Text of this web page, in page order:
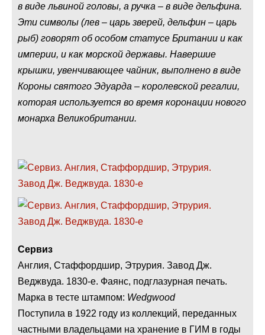
в виде львиной головы, а ручка – в виде дельфина.
Эти символы (лев – царь зверей, дельфин – царь
рыб) говорят об особом статусе Британии и как
империи, и как морской державы. Навершие
крышки, увенчивающее чайник, выполнено в виде
Короны святого Эдуарда – королевской регалии,
которая используется во время коронации нового
монарха Великобритании.
Сервиз
Англия, Стаффордшир, Этрурия. Завод Дж.
Веджвуда. 1830-е. Фаянс, подглазурная печать.
Марка в тесте штампом: Wedgwood
Поступила в 1922 году из коллекций, переданных
частными владельцами на хранение в ГИМ в годы